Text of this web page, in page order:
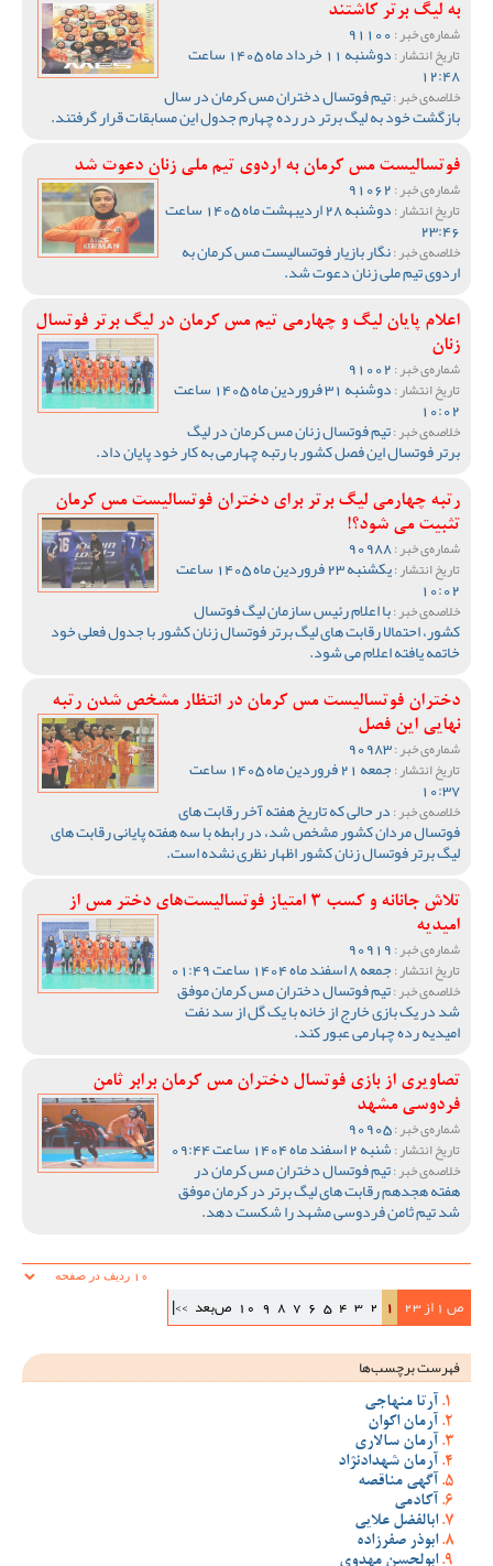
به لیگ برتر کاشتند
شماره‌ی خبر :
تاریخ انتشار : دوشنبه 11 خرداد ماه 1405 ساعت
12:48
خلاصه‌ی خبر :تیم فوتسال دختران مس کرمان در سال
بازگشت خود به لیگ برتر در رده چهارم جدول این مسابقات قرار گرفتند.
فوتسالیست مس کرمان به اردوی تیم ملی زنان دعوت شد
شماره‌ی خبر :
تاریخ انتشار : دوشنبه 28 اردیبهشت ماه 1405 ساعت
23:46
خلاصه‌ی خبر :نگار بازیار فوتسالیست مس کرمان به
اردوی تیم ملی زنان دعوت شد.
اعلام پایان لیگ و چهارمی تیم مس کرمان در لیگ برتر فوتسال
زنان
شماره‌ی خبر :
تاریخ انتشار : دوشنبه 31 فروردین ماه 1405 ساعت
10:02
خلاصه‌ی خبر :تیم فوتسال زنان مس کرمان در لیگ
برتر فوتسال این فصل کشور با رتبه چهارمی به کار خود پایان داد.
رتبه چهارمی لیگ برتر برای دختران فوتسالیست مس کرمان
تثبیت می شود؟!
شماره‌ی خبر :
تاریخ انتشار : یکشنبه 23 فروردین ماه 1405 ساعت
10:02
خلاصه‌ی خبر :با اعلام رئیس سازمان لیگ فوتسال
کشور، احتمالا رقابت های لیگ برتر فوتسال زنان کشور با جدول فعلی خود
خاتمه یافته اعلام می شود.
دختران فوتسالیست مس کرمان در انتظار مشخص شدن رتبه
نهایی این فصل
شماره‌ی خبر :
تاریخ انتشار : جمعه 21 فروردین ماه 1405 ساعت
10:37
خلاصه‌ی خبر :در حالی که تاریخ هفته آخر رقابت های
فوتسال مردان کشور مشخص شد، در رابطه با سه هفته پایانی رقابت های
لیگ برتر فوتسال زنان کشور اظهار نظری نشده است.
تلاش جانانه و کسب 3 امتیاز فوتسالیست‌های دختر مس از
امیدیه
شماره‌ی خبر :
تاریخ انتشار :جمعه 8 اسفند ماه 1404 ساعت 01:49
خلاصه‌ی خبر :تیم فوتسال دختران مس کرمان موفق
شد در یک بازی خارج از خانه با یک گل از سد نفت
امیدیه رده چهارمی عبور کند.
تصاویری از بازی فوتسال دختران مس کرمان برابر ثامن
فردوسی مشهد
شماره‌ی خبر :
تاریخ انتشار :شنبه 2 اسفند ماه 1404 ساعت 09:44
خلاصه‌ی خبر :تیم فوتسال دختران مس کرمان در
هفته هجدهم رقابت های لیگ برتر در کرمان موفق
شد تیم ثامن فردوسی مشهد را شکست دهد.
ص 1 از 23 1
2
3
4
5
6
7
8
9
10 ص‌بعد >>|
فهرست برچسب‌ها
آرتا منهاجی
آرمان اکوان
آرمان سالاری
آرمان شهدادنژاد
آگهی مناقصه
آکادمی
ابالفضل علایی
ابوذر صفرزاده
ابولحسن مهدوی